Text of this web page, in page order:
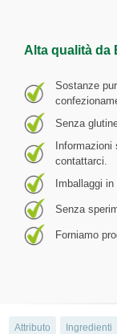
Alta qualità da
Sostanze
Senza
contattarci.
Imballaggi
Senza
Forniamo
Attributo Ingredienti